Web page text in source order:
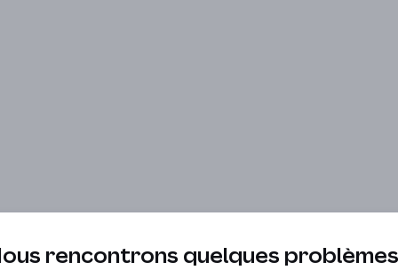
rencontrons quelques problèmes